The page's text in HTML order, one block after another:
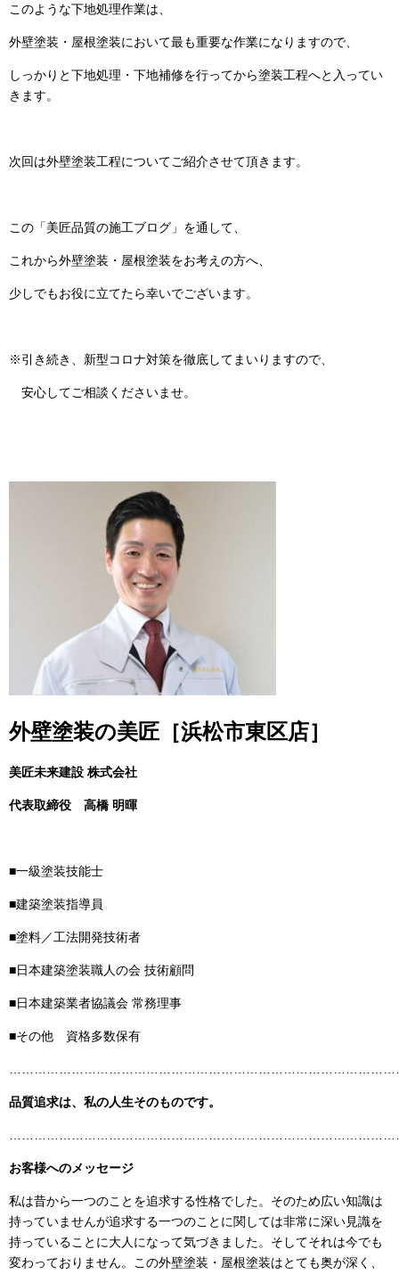
このような下地処理作業は、
外壁塗装・屋根塗装において最も重要な作業になりますので、
しっかりと下地処理・下地補修を行ってから塗装工程へと入ってい
きます。
次回は外壁塗装工程についてご紹介させて頂きます。
この「美匠品質の施工ブログ」を通して、
これから外壁塗装・屋根塗装をお考えの方へ、
少しでもお役に立てたら幸いでございます。
※引き続き、新型コロナ対策を徹底してまいりますので、
安心してご相談くださいませ。
外壁塗装の美匠［浜松市東区店］
美匠未来建設 株式会社
代表取締役 高橋 明暉
■一級塗装技能士
■建築塗装指導員
■塗料／工法開発技術者
■日本建築塗装職人の会 技術顧問
■日本建築業者協議会 常務理事
■その他 資格多数保有
品質追求は、私の人生そのものです。
お客様へのメッセージ
私は昔から一つのことを追求する性格でした。そのため広い知識は
持っていませんが追求する一つのことに関しては非常に深い見識を
持っていることに大人になって気づきました。そしてそれは今でも
変わっておりません。この外壁塗装・屋根塗装はとても奥が深く、